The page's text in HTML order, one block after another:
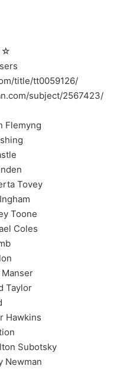
title/tt0059126/
subject/2567423/
Tovey
Coles
Subotsky